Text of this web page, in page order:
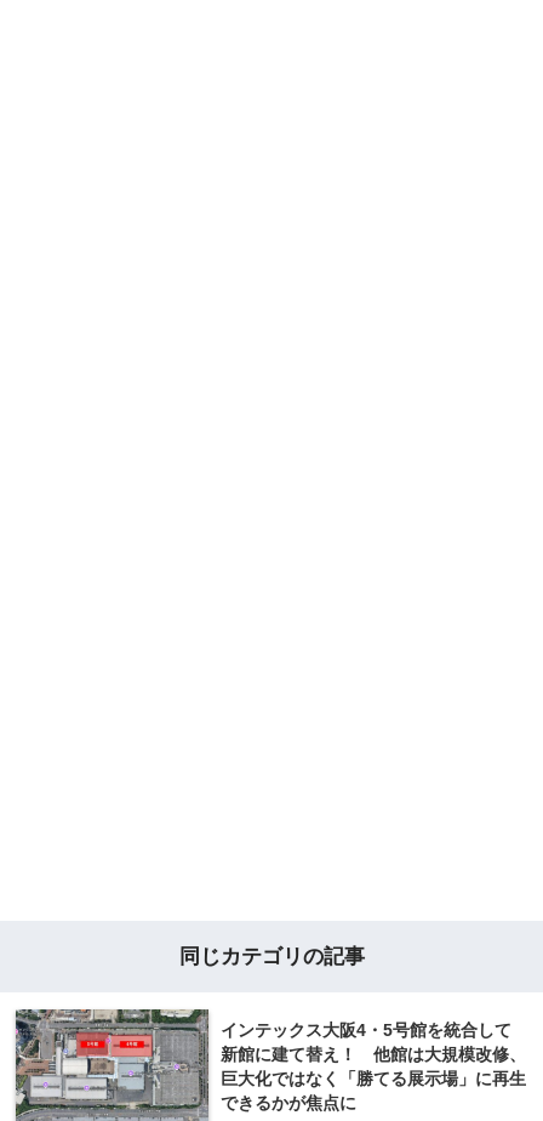
同じカテゴリの記事
インテックス大阪4・5号館を統合して
新館に建て替え！ 他館は大規模改修、
巨大化ではなく「勝てる展示場」に再生
できるかが焦点に